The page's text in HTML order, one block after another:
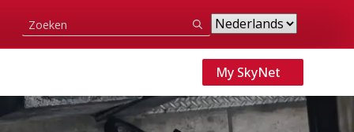
Search
for:
My SkyNet